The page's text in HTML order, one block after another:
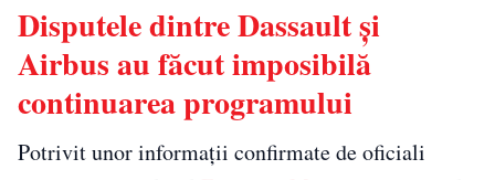
Disputele dintre Dassault și
Airbus au făcut imposibilă
continuarea programului
Potrivit unor informații confirmate de oficiali